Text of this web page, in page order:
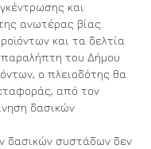
και
ανωτέρας βίας.
και τα δελτία
του Δήμου
ο πλειοδότης θα
από τον
δασικών
δασικών συστάδων δεν